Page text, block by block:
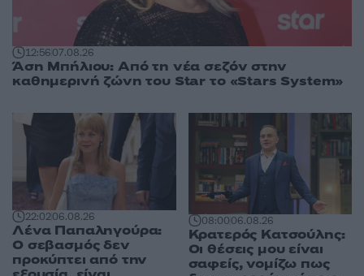
12:5607.08.26
Άση Μπήλιου: Από τη νέα σεζόν στην
καθημερινή ζώνη του Star το «Stars System»
22:0206.08.26
Λένα Παπαληγούρα:
Ο σεβασμός δεν
προκύπτει από την
08:0006.08.26
Κρατερός Κατσούλης:
Οι θέσεις μου είναι
σαφείς, νομίζω πως